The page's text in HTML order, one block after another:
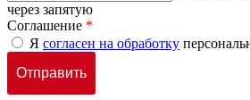
через запятую
Соглашение *
Я согласен на обработку